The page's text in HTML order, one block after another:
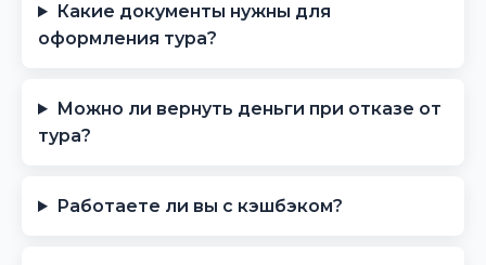
Какие документы нужны для
оформления тура?
Можно ли вернуть деньги при отказе от
тура?
Работаете ли вы с кэшбэком?